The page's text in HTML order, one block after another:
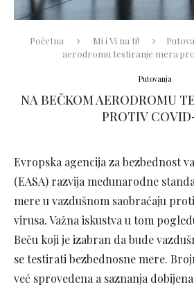
Početna Mi i Vi na ti!
aerodromu testiranje mera
Putovanja
NA BEČKOM AERODROMU
PROTIV
Evropska agencija za bezbednost
(EASA) razvija međunarodne
mere u vazdušnom saobraćaju
virusa. Važna iskustva u tom
Beču koji je izabran da bude
se testirati bezbednosne mere.
već sprovedena a saznanja